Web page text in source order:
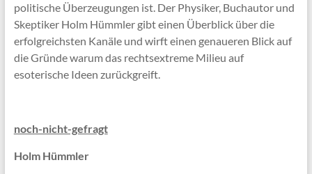
politische Überzeugungen ist. Der Physiker, Buchautor und
Skeptiker Holm Hümmler gibt einen Überblick über die
erfolgreichsten Kanäle und wirft einen genaueren Blick auf
die Gründe warum das rechtsextreme Milieu auf
esoterische Ideen zurückgreift.
noch-nicht-gefragt
Holm Hümmler